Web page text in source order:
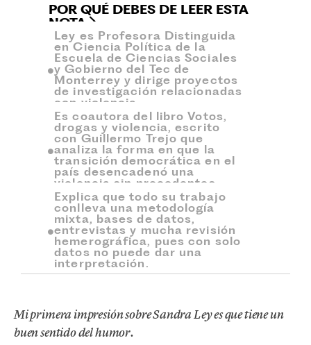
POR QUÉ DEBES DE LEER ESTA
NOTA
Ley es Profesora Distinguida
en Ciencia Política de la
Escuela de Ciencias Sociales
y Gobierno del Tec de
Monterrey y dirige proyectos
de investigación relacionadas
con violencia.
Es coautora del libro Votos,
drogas y violencia, escrito
con Guillermo Trejo que
analiza la forma en que la
transición democrática en el
país desencadenó una
violencia sin precedentes.
Explica que todo su trabajo
conlleva una metodología
mixta, bases de datos,
entrevistas y mucha revisión
hemerográfica, pues con solo
datos no puede dar una
interpretación.
Mi primera impresión sobre Sandra Ley es que tiene un
buen sentido del humor.